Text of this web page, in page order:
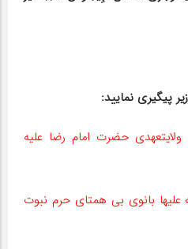
پیگیری نمایید:
حضرت امام رضا علیه
بانوی بی همتای حرم نبوت